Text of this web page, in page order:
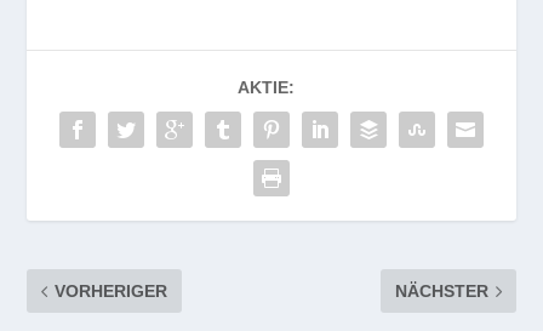
AKTIE:
VORHERIGER NÄCHSTER